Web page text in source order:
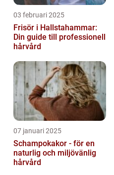
03 februari 2025
Frisör i Hallstahammar:
Din guide till professionell
hårvård
07 januari 2025
Schampokakor - för en
naturlig och miljövänlig
hårvård